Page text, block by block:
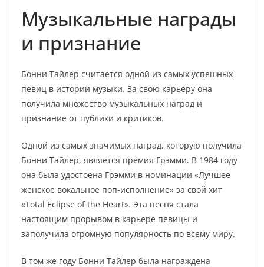
Музыкальные награды
и признание
Бонни Тайлер считается одной из самых успешных
певиц в истории музыки. За свою карьеру она
получила множество музыкальных наград и
признание от публики и критиков.
Одной из самых значимых наград, которую получила
Бонни Тайлер, является премия Грэмми. В 1984 году
она была удостоена Грэмми в номинации «Лучшее
женское вокальное поп-исполнение» за свой хит
«Total Eclipse of the Heart». Эта песня стала
настоящим прорывом в карьере певицы и
заполучила огромную популярность по всему миру.
В том же году Бонни Тайлер была награждена